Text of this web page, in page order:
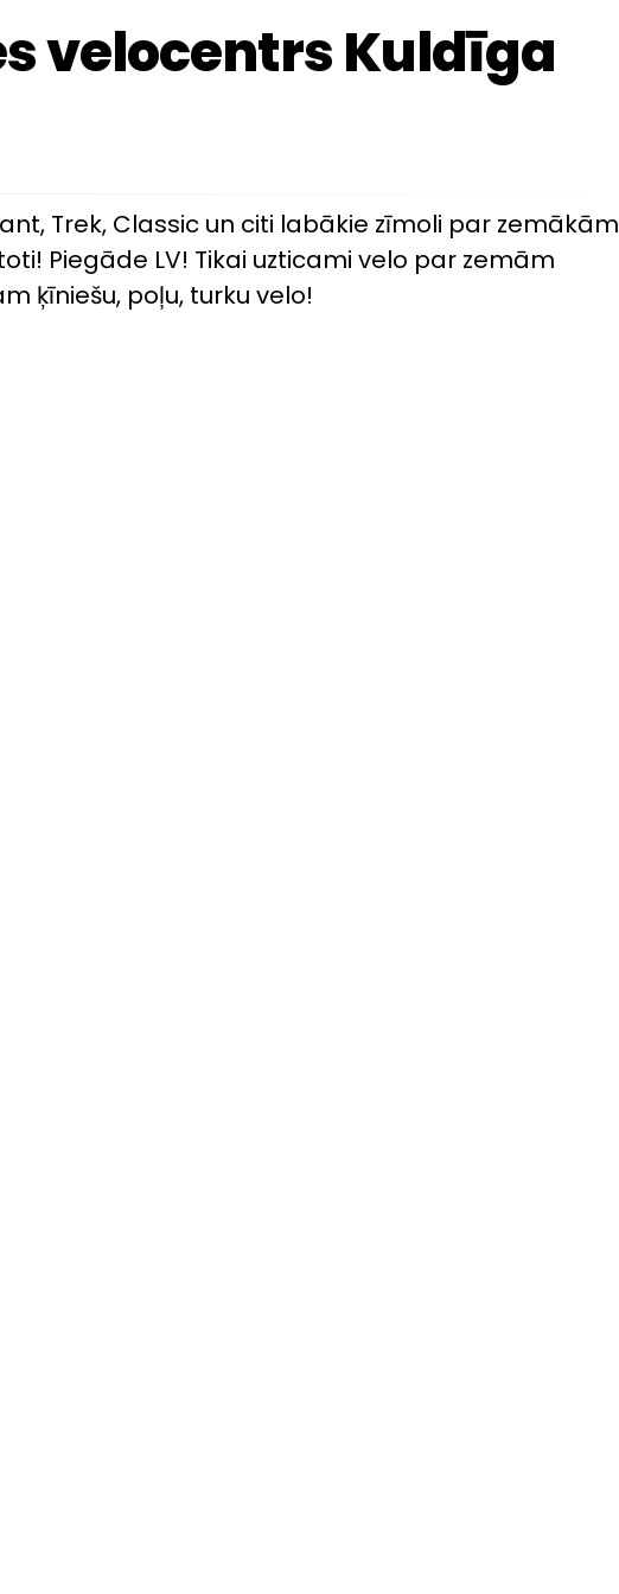
velocentrs Kuldīga
Trek, Classic un citi labākie zīmoli par zemākām
Piegāde LV! Tikai uzticami velo par zemām
ķīniešu, poļu, turku velo!